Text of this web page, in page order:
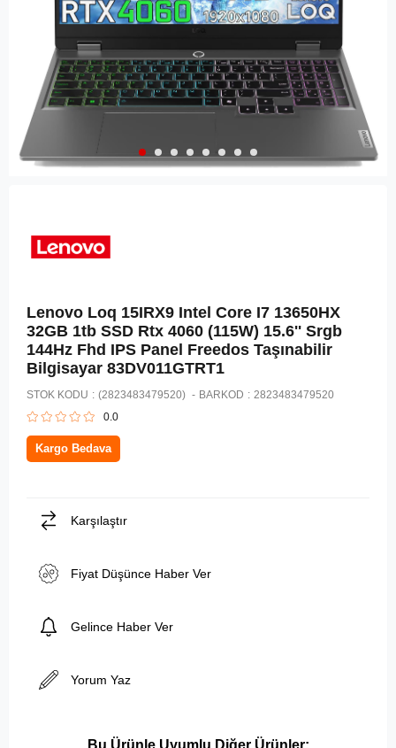
Lenovo Loq 15IRX9 Intel Core I7 13650HX
32GB 1tb SSD Rtx 4060 (115W) 15.6'' Srgb
144Hz Fhd IPS Panel Freedos Taşınabilir
Bilgisayar 83DV011GTRT1
STOK KODU (2823483479520) BARKOD : 2823483479520
0.0
Kargo Bedava
Karşılaştır
Fiyat Düşünce Haber Ver
Gelince Haber Ver
Yorum Yaz